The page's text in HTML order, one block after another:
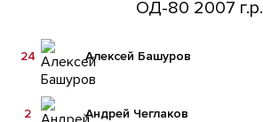
ОД-80 2007 г.р.
Алексей Башуров
24
Андрей Чеглаков
2